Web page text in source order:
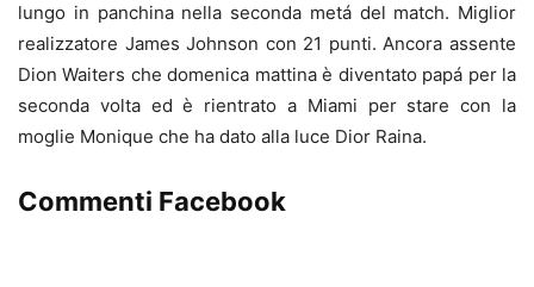
lungo in panchina nella seconda metá del match. Miglior
realizzatore James Johnson con 21 punti. Ancora assente
Dion Waiters che domenica mattina è diventato papá per la
seconda volta ed è rientrato a Miami per stare con la
moglie Monique che ha dato alla luce Dior Raina.
Commenti Facebook